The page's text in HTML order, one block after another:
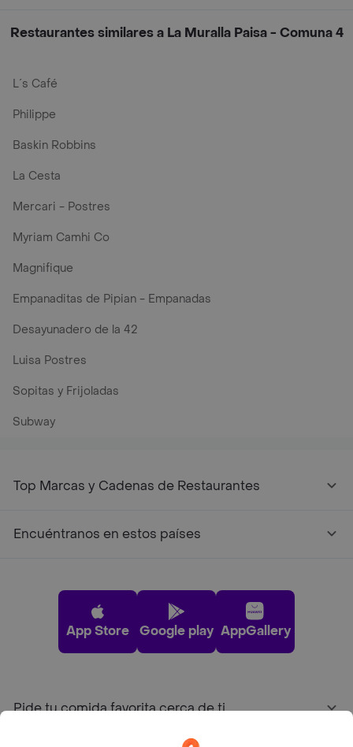
Restaurantes similares a La Muralla Paisa - Comuna 4
L´s Café
Philippe
Baskin Robbins
La Cesta
Mercari - Postres
Myriam Camhi Co
Magnifique
Empanaditas de Pipian - Empanadas
Desayunadero de la 42
Luisa Postres
Sopitas y Frijoladas
Subway
Top Marcas y Cadenas de Restaurantes
Encuéntranos en estos países
App Store Google play AppGallery
Pide tu comida favorita cerca de ti